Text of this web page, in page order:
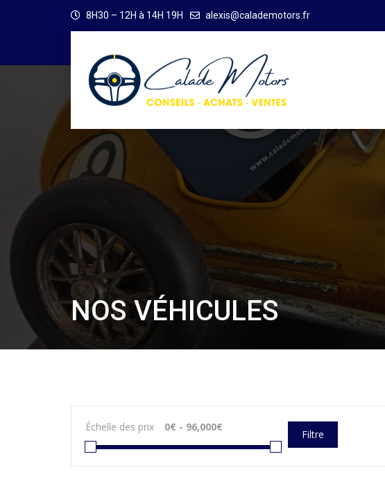
8H30 – 12H à 14H 19H alexis@calademotors.fr
NOS VÉHICULES
Échelle des prix
Filtre